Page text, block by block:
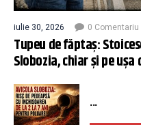
iulie 30, 2026 0 Comentariu
Tupeu de făptaș:
Slobozia, chiar și pe ușa
...